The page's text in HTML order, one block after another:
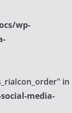
wp-
in
media-